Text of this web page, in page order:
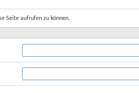
Seite aufrufen zu können.